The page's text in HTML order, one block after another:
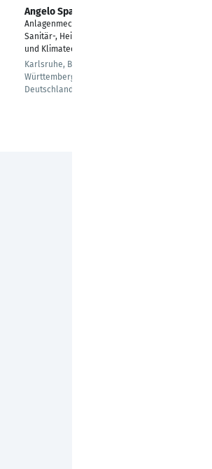
Angelo Spano
Anlagenmechaniker
Sanitär-, Heizungs-
und Klimatechnik
Karlsruhe, Baden-
Württemberg,
Deutschland